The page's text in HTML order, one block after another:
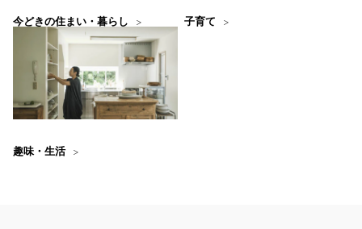
今どきの住まい・暮らし 子育て
趣味・生活